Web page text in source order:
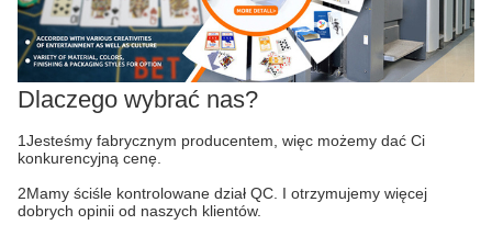
Dlaczego wybrać nas?
1Jesteśmy fabrycznym producentem, więc możemy dać Ci
konkurencyjną cenę.
2Mamy ściśle kontrolowane dział QC. I otrzymujemy więcej
dobrych opinii od naszych klientów.